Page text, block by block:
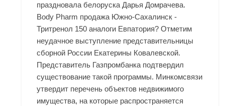
праздновала белоруска Дарья Домрачева.
Body Pharm продажа Южно-Сахалинск -
Тритренол 150 аналоги Евпатория? Отметим
неудачное выступление представительницы
сборной России Екатерины Ковалевской.
Представитель Газпромбанка подтвердил
существование такой программы. Минкомсвязи
утвердит перечень объектов недвижимого
имущества, на которые распространяется